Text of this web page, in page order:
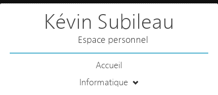
Kévin Subileau
Espace personnel
Accueil
Informatique